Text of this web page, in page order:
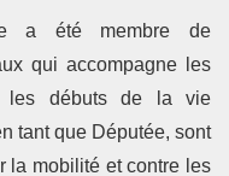
a été membre de
qui accompagne les
les débuts de la vie
tant que Députée, sont
la mobilité et contre les